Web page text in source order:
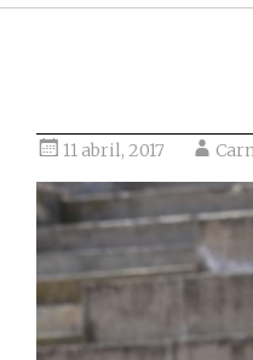
11 abril, 2017